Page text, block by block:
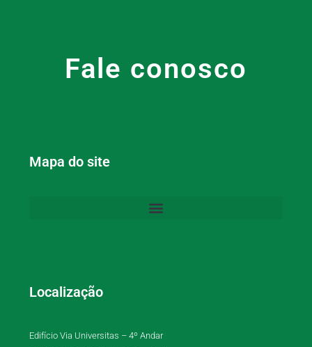
Fale conosco
Mapa do site
Localização
Edifício Via Universitas – 4º Andar